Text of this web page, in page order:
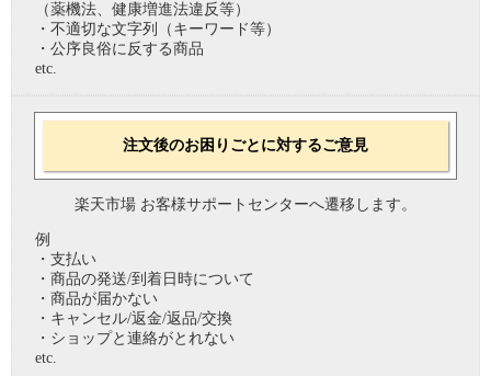
（薬機法、健康増進法違反等）
・不適切な文字列（キーワード等）
・公序良俗に反する商品
etc.
注文後のお困りごとに対するご意見
楽天市場 お客様サポートセンターへ遷移します。
例
・支払い
・商品の発送/到着日時について
・商品が届かない
・キャンセル/返金/返品/交換
・ショップと連絡がとれない
etc.